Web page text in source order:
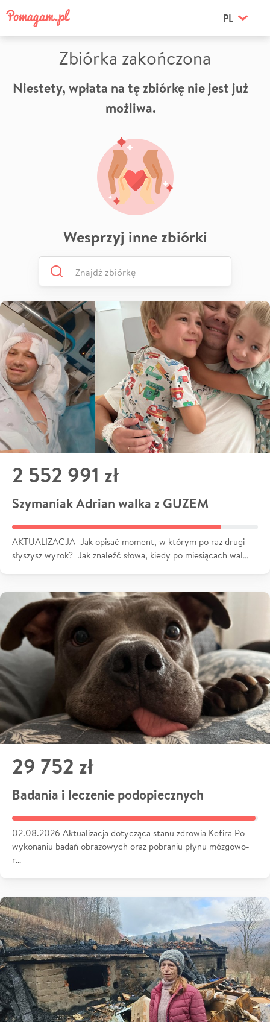
PL
Zbiórka zakończona
Niestety, wpłata na tę zbiórkę nie jest już
możliwa.
Wesprzyj inne zbiórki
2 552 991 zł
Szymaniak Adrian walka z GUZEM
AKTUALIZACJA Jak opisać moment, w którym po raz drugi
słyszysz wyrok? Jak znaleźć słowa, kiedy po miesiącach wal…
29 752 zł
Badania i leczenie podopiecznych
02.08.2026 Aktualizacja dotycząca stanu zdrowia Kefira Po
wykonaniu badań obrazowych oraz pobraniu płynu mózgowo-
r…